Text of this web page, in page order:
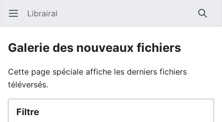
Ouvrir le menu principal Librairal
Galerie des nouveaux fichiers
Cette page spéciale affiche les derniers fichiers
téléversés.
Filtre